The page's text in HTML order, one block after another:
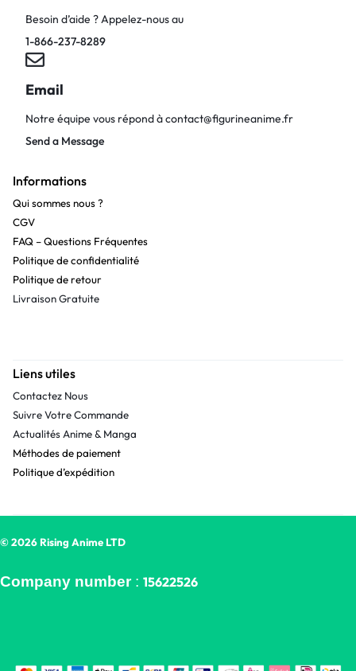
Besoin d’aide ? Appelez-nous au
1-866-237-8289
Email
Notre équipe vous répond àcontact@figurineanime.fr
Send a Message
Informations
Qui sommes nous ?
CGV
FAQ – Questions Fréquentes
Politique de confidentialité
Politique de retour
Livraison Gratuite
Liens utiles
Contactez Nous
Suivre Votre Commande
Actualités Anime & Manga
Méthodes de paiement
Politique d’expédition
© 2026 Rising Anime LTD
Company number: 15622526